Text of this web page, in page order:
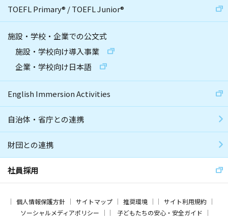
TOEFL Primary® /TOEFL Junior®
施設・学校・企業での公文式
施設・学校向け導入事業
企業・学校向け日本語
English Immersion Activities
自治体・省庁との連携
財団との連携
社員採用
個人情報保護方針 サイトマップ 推奨環境
サイト利用規約
ソーシャルメディアポリシー
子どもたちの安心・安全ガイド